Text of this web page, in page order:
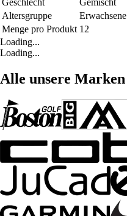
Geschlecht
Gemischt
Altersgruppe
Erwachsene
Menge pro Produkt 12
Loading...
Loading...
Alle unsere Marken